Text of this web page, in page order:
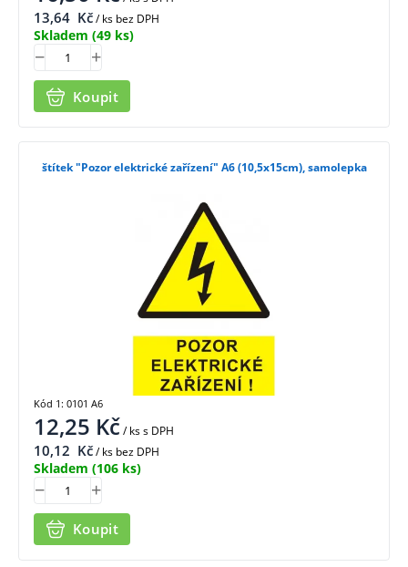
13,64 Kč/ ks bez DPH
Skladem (49 ks)
Koupit
štítek "Pozor elektrické zařízení" A6 (10,5x15cm), samolepka
12,25 Kč/ kss DPH
10,12 Kč/ ks bez DPH
Skladem (106 ks)
Koupit
Kód 1: 0101 A6